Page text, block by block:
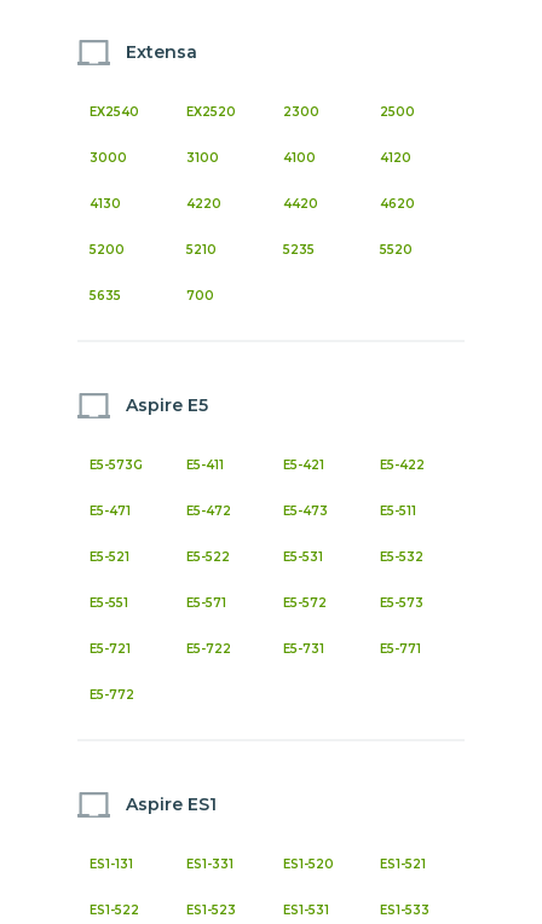
Extensa
EX2540 EX2520 2300 2500
3000 3100 4100 4120
4130 4220 4420 4620
5200 5210 5235 5520
5635 700
Aspire E5
E5-573G E5-411 E5-421 E5-422
E5-471 E5-472 E5-473 E5-511
E5-521 E5-522 E5-531 E5-532
E5-551 E5-571 E5-572 E5-573
E5-721 E5-722 E5-731 E5-771
E5-772
Aspire ES1
ES1-131 ES1-331 ES1-520 ES1-521
ES1-522 ES1-523 ES1-531 ES1-533